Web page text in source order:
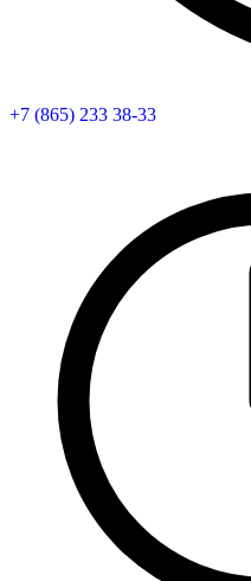
+7 (865) 233 38-33